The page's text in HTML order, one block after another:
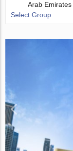
Arab Emirates
Select Group